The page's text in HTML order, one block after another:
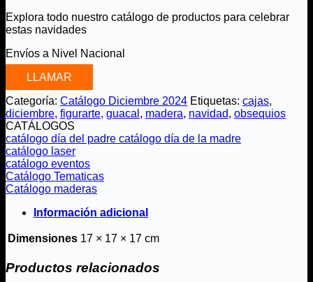
Explora todo nuestro catálogo de productos para celebrar
estas navidades
Envíos a Nivel Nacional
LLAMAR
Categoría: Catálogo Diciembre 2024 Etiquetas: cajas,
diciembre, figurarte, guacal , madera, navidad, obsequios
CATÁLOGOS
catálogo día del padre catálogo día de la madre
catálogo laser
catálogo eventos
Catálogo Tematicas
Catálogo maderas
Información adicional
Dimensiones 17 × 17 × 17 cm
Productos relacionados